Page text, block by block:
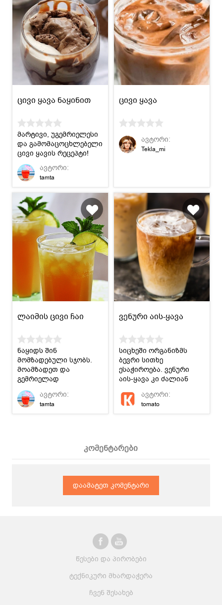
ცივი ყავა ნაყინით
მარტივი, უგემრიელესი
და გამომაცოცხლებელი
ცივი ყავის რეცეპტი!
ავტორი:
tamta
ცივი ყავა
ავტორი:
Tekla_mi
ლაიმის ცივი ჩაი
ნაყიდს შინ
მომზადებული სჯობს.
მოამზადეთ და
გემრიელად
გაგრილდით :)
ავტორი:
tamta
ვენური აის-ყავა
სიცხეში ორგანიზმს
ბევრი სითხე
ესაჭიროება. ვენური
აის-ყავა კი ძალიან
ენერგეტიკული
სასმელია.
ავტორი:
tomato
კომენტარები
დაამატეთ კომენტარი
ჩვენ შესახებ
წესები და პირობები
ტექნიკური მხარდაჭერა